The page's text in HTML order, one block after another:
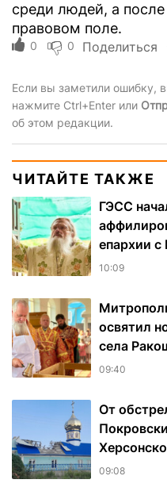
среди людей, а
правовом поле.
0 0 Поделиться
Если вы заметили ошибку,
нажмите Ctrl+Enter или
об этом редакции.
ЧИТАЙТЕ ТАКЖЕ
ГЭСС
епархии
10:09
освятил
села
09:40
От
09:08